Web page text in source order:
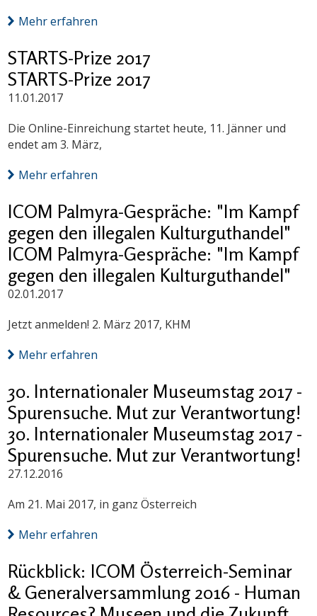
Mehr erfahren
STARTS-Prize 2017
STARTS-Prize 2017
11.01.2017
Die Online-Einreichung startet heute, 11. Jänner und
endet am 3. März,
Mehr erfahren
ICOM Palmyra-Gespräche: "Im Kampf
gegen den illegalen Kulturguthandel"
ICOM Palmyra-Gespräche: "Im Kampf
gegen den illegalen Kulturguthandel"
02.01.2017
Jetzt anmelden! 2. März 2017, KHM
Mehr erfahren
30. Internationaler Museumstag 2017 -
Spurensuche. Mut zur Verantwortung!
30. Internationaler Museumstag 2017 -
Spurensuche. Mut zur Verantwortung!
27.12.2016
Am 21. Mai 2017, in ganz Österreich
Mehr erfahren
Rückblick: ICOM Österreich-Seminar
& Generalversammlung 2016 - Human